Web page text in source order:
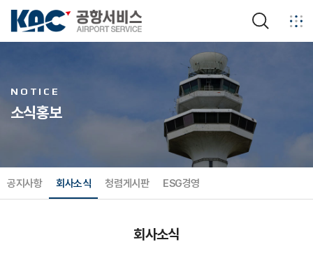
검색
NOTICE
소식홍보
공지사항 회사소식 청렴게시판 ESG경영
회사소식